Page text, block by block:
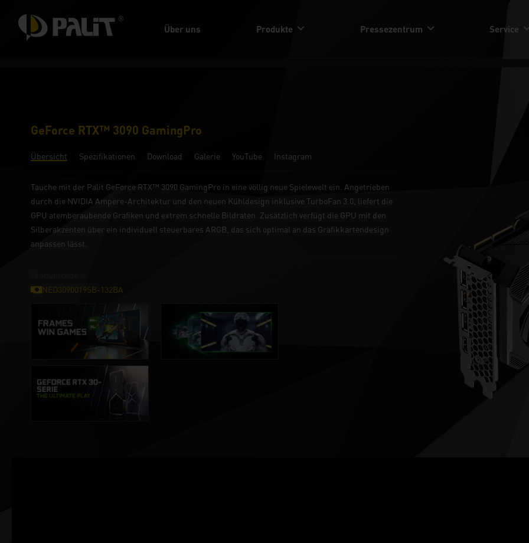
Über uns Produkte Pressezentrum Service
GeForce RTX™ 3090 GamingPro
Übersicht Spezifikationen Download Galerie YouTube Instagram
Tauche mit der Palit GeForce RTX™ 3090 GamingPro in eine völlig neue Spielewelt ein. Angetrieben
durch die NVIDIA Ampere-Architektur und den neuen Kühldesign inklusive TurboFan 3.0, liefert die
GPU atemberaubende Grafiken und extrem schnelle Bildraten. Zusätzlich verfügt die GPU mit den
Silberakzenten über ein individuell steuerbares ARGB, das sich optimal an das Grafikkartendesign
anpassen lässt.
NED3090019SB-132BA